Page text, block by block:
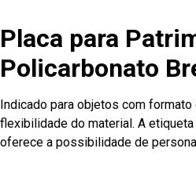
Placa para
Policarbonato
Indicado para objetos com
flexibilidade do material. A
oferece a possibilidade de